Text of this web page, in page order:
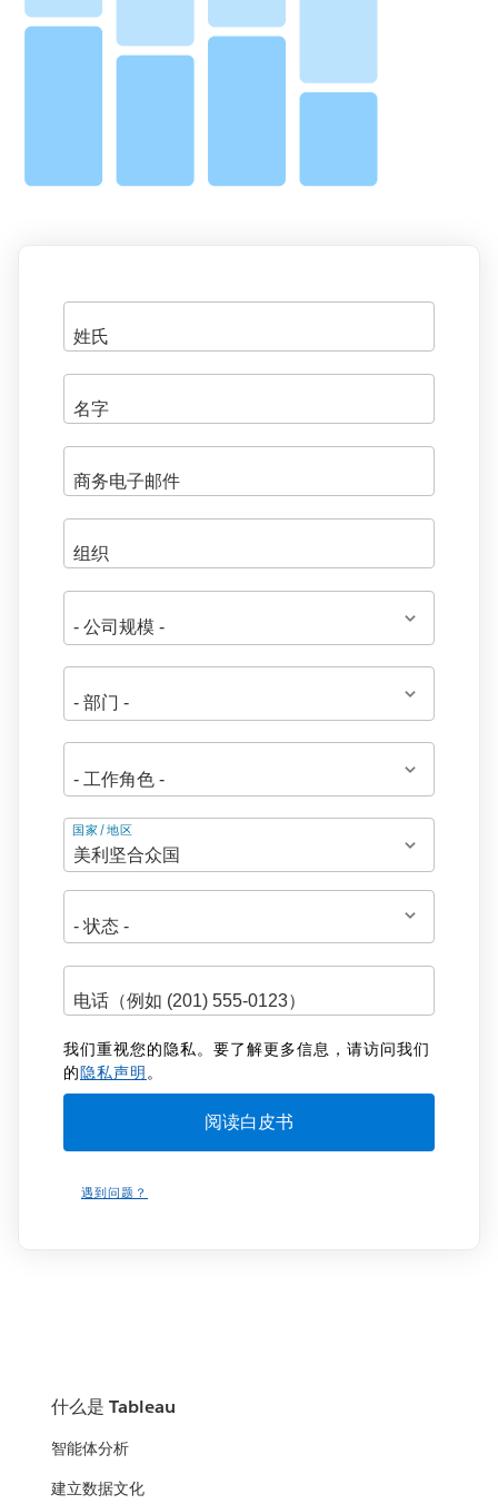
地
址
国家/地区
我们重视您的隐私。要了解更多信息，请访问我们
的隐私声明。
遇到问题？
什么是 Tableau
智能体分析
建立数据文化